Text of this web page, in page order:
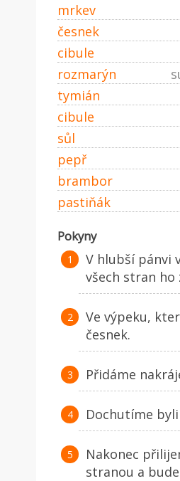
mrkev
česnek
cibule
rozmarýn
tymián
cibule
sůl
pepř
brambor
pastiňák
Pokyny
V hlubší pánvi
všech stran ho
Ve výpeku,
česnek.
Přidáme
Dochutíme
Nakonec
stranou a